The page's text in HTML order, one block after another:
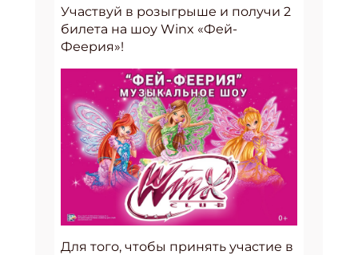
Участвуй в розыгрыше и получи 2
билета на шоу Winx «Фей-
Феерия»!
Для того, чтобы принять участие в